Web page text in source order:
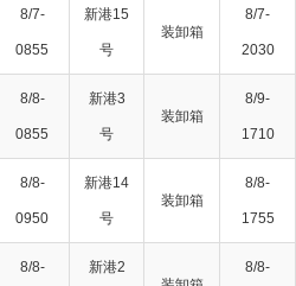
8/7-
0855
新港15
号
装卸箱
8/7-
2030
8/8-
0855
新港3
号
装卸箱
8/9-
1710
8/8-
0950
新港14
号
装卸箱
8/8-
1755
8/8- 新港2 8/8-